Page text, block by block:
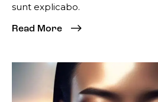
sunt explicabo.
Read More